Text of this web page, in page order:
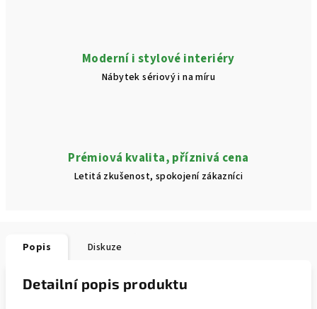
Moderní i stylové interiéry
Nábytek sériový i na míru
Prémiová kvalita, příznivá cena
Letitá zkušenost, spokojení zákazníci
Popis Diskuze
Detailní popis produktu